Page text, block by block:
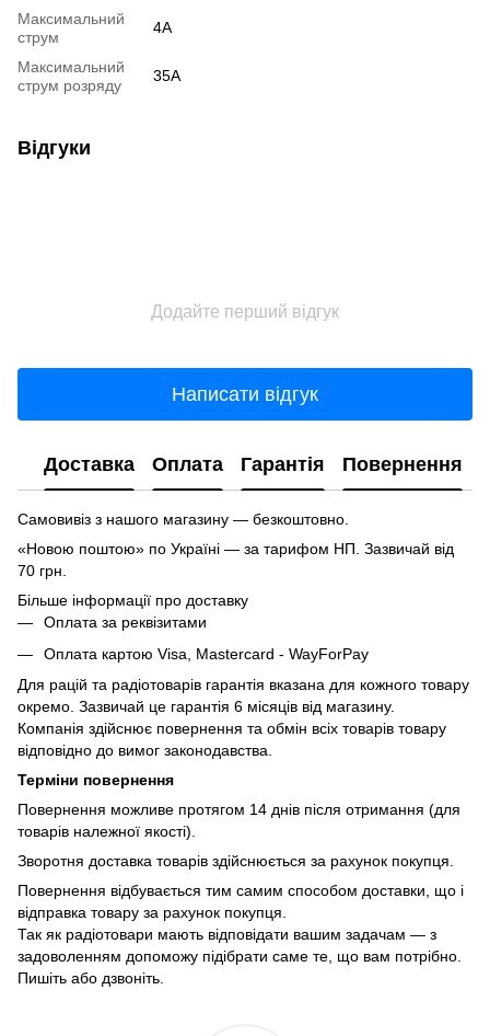
Максимальний
струм
4A
Максимальний
струм розряду
35A
Відгуки
Додайте перший відгук
Написати відгук
Доставка Оплата Гарантія Повернення
Самовивіз з нашого магазину — безкоштовно.
«Новою поштою» по Україні — за тарифом НП. Зазвичай від
70 грн.
Більше інформації про доставку
Оплата за реквізитами
Оплата картою Visa, Mastercard - WayForPay
Для рацій та радіотоварів гарантія вказана для кожного товару
окремо. Зазвичай це гарантія 6 місяців від магазину.
Компанія здійснює повернення та обмін всіх товарів товару
відповідно до вимог законодавства.
Терміни повернення
Повернення можливе протягом 14 днів після отримання (для
товарів належної якості).
Зворотня доставка товарів здійснюється за рахунок покупця.
Повернення відбувається тим самим способом доставки, що і
відправка товару за рахунок покупця.
Так як радіотовари мають відповідати вашим задачам — з
задоволенням допоможу підібрати саме те, що вам потрібно.
Пишіть або дзвоніть.